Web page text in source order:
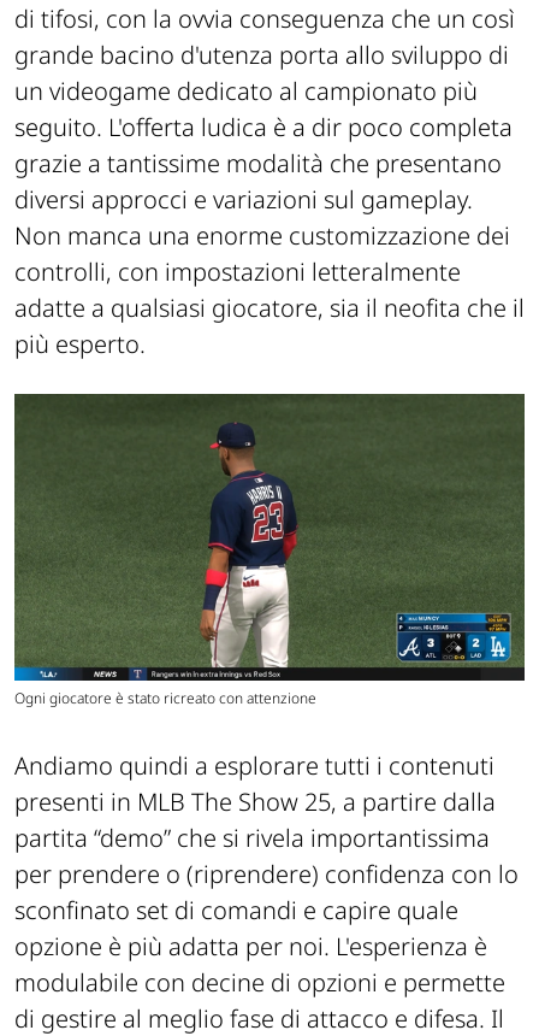
di tifosi, con la ovvia conseguenza che un così
grande bacino d'utenza porta allo sviluppo di
un videogame dedicato al campionato più
seguito. L'offerta ludica è a dir poco completa
grazie a tantissime modalità che presentano
diversi approcci e variazioni sul gameplay.
Non manca una enorme customizzazione dei
controlli, con impostazioni letteralmente
adatte a qualsiasi giocatore, sia il neofita che il
più esperto.
Ogni giocatore è stato ricreato con attenzione
Andiamo quindi a esplorare tutti i contenuti
presenti in MLB The Show 25, a partire dalla
partita “demo” che si rivela importantissima
per prendere o (riprendere) confidenza con lo
sconfinato set di comandi e capire quale
opzione è più adatta per noi. L'esperienza è
modulabile con decine di opzioni e permette
di gestire al meglio fase di attacco e difesa. Il